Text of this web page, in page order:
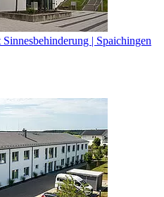
| Spaichingen